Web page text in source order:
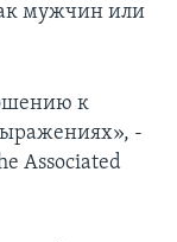
мужчин или
к
-
Associated